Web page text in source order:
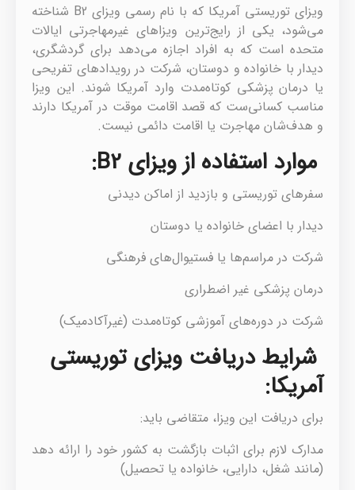
ویزای توریستی آمریکا که با نام رسمی ویزای B2 شناخته
می‌شود، یکی از رایج‌ترین ویزاهای غیرمهاجرتی ایالات
متحده است که به افراد اجازه می‌دهد برای گردشگری،
دیدار با خانواده و دوستان، شرکت در رویدادهای تفریحی
یا درمان پزشکی کوتاه‌مدت وارد آمریکا شوند. این ویزا
مناسب کسانی‌ست که قصد اقامت موقت در آمریکا دارند
و هدف‌شان مهاجرت یا اقامت دائمی نیست.
موارد استفاده از ویزای B2:
سفرهای توریستی و بازدید از اماکن دیدنی
دیدار با اعضای خانواده یا دوستان
شرکت در مراسم‌ها یا فستیوال‌های فرهنگی
درمان پزشکی غیر اضطراری
شرکت در دوره‌های آموزشی کوتاه‌مدت (غیرآکادمیک)
شرایط دریافت ویزای توریستی
آمریکا:
برای دریافت این ویزا، متقاضی باید:
مدارک لازم برای اثبات بازگشت به کشور خود را ارائه دهد
(مانند شغل، دارایی، خانواده یا تحصیل)